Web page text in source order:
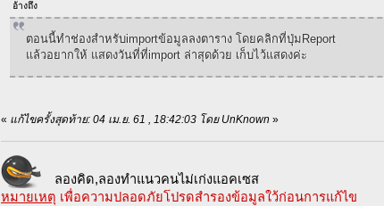
อ้างถึง
ตอนนี้ทำช่องสำหรับimportข้อมูลลงตาราง โดยคลิกที่ปุ่มReport
แล้วอยากให้ แสดงวันที่ที่import ล่าสุดด้วย เก็บไว้แสดงค่ะ
« แก้ไขครั้งสุดท้าย: 04 เม.ย. 61 , 18:42:03 โดย UnKnown »
ลองคิด,ลองทำแนวคนไม่เก่งแอคเซส
หมายเหตุ เพื่อความปลอดภัยโปรดสำรองข้อมูลใว้ก่อนการแก้ไข